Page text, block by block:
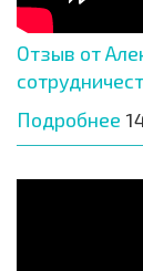
Отзыв от
Подробнее